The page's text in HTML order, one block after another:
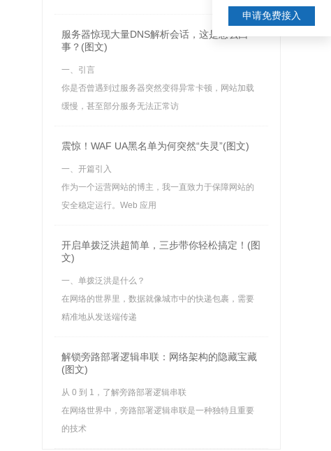
服务器惊现大量DNS解析会话，这是怎么回
事？(图文)
一、引言
你是否曾遇到过服务器突然变得异常卡顿，网站加载
缓慢，甚至部分服务无法正常访
震惊！WAF UA黑名单为何突然“失灵”(图文)
一、开篇引入
作为一个运营网站的博主，我一直致力于保障网站的
安全稳定运行。Web 应用
开启单拨泛洪超简单，三步带你轻松搞定！(图
文)
一、单拨泛洪是什么？
在网络的世界里，数据就像城市中的快递包裹，需要
精准地从发送端传递
解锁旁路部署逻辑串联：网络架构的隐藏宝藏
(图文)
从 0 到 1，了解旁路部署逻辑串联
在网络世界中，旁路部署逻辑串联是一种独特且重要
的技术
申请免费接入